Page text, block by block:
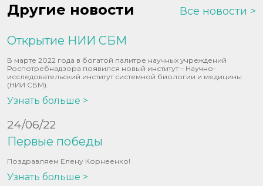
Другие новости Все новости
Открытие НИИ СБМ
В марте 2022 года в богатой палитре научных учреждений
Роспотребнадзора появился новый институт – Научно-
исследовательский институт системной биологии и медицины
(НИИ СБМ).
Узнать больше >
24/06/22
Первые победы
Поздравляем Елену Корнеенко!
Узнать больше >